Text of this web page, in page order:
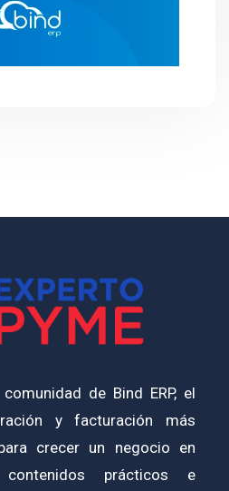
de Bind ERP, el
y facturación más
crecer un negocio en
contenidos prácticos e